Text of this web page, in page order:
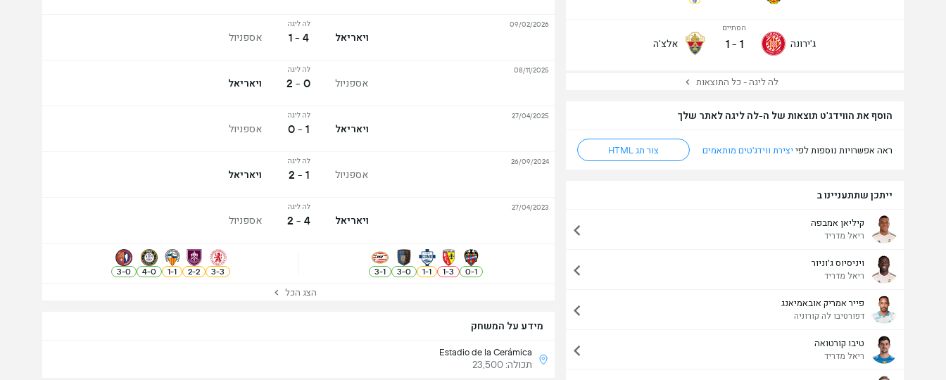
ג'ירונה
הסתיים
1
-
1 אלצ'ה
לה ליגה - כל התוצאות
הוסף את הווידג'ט תוצאות של ה-לה ליגה לאתר שלך
ראה אפשרויות נוספות לפי יצירת ווידג'טים מותאמים צור תג HTML
ייתכן שתתעניינו ב
קיליאן אמבפה
ריאל מדריד
ויניסיוס ג׳וניור
ריאל מדריד
פייר אמריק אובאמיאנג
דפורטיבו לה קורוניה
טיבו קורטואה
ריאל מדריד
מידע על המשחק
Estadio de la Cerámica
תכולה: 23,500
ויאריאל
לה ליגה
4 - 1 אספניול
09/02/2026
אספניול
לה ליגה
0 - 2 ויאריאל
08/11/2025
ויאריאל
לה ליגה
1 - 0 אספניול
27/04/2025
אספניול
לה ליגה
1 - 2 ויאריאל
26/09/2024
ויאריאל
לה ליגה
4 - 2 אספניול
27/04/2023
1
-
0
3
-
1
1
-
1
0
-
3
1
-
3
3
-
3
2
-
2
1
-
1
0
-
4
0
-
3
הצג הכל